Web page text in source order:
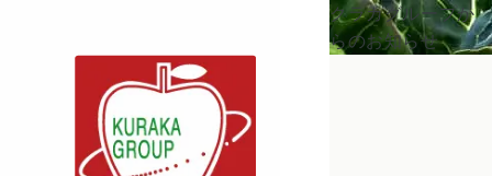
クラカグループか
らのお知らせ